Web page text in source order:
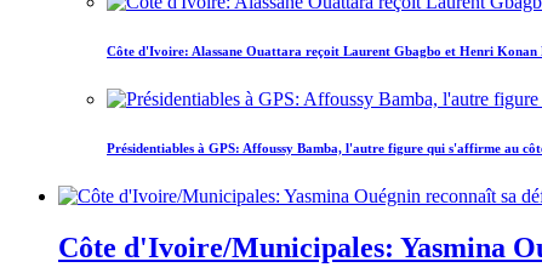
Côte d'Ivoire: Alassane Ouattara reçoit Laurent Gbagbo et Henri Konan
Présidentiables à GPS: Affoussy Bamba, l'autre figure qui s'affirme au
Côte d'Ivoire/Municipales: Yasmina